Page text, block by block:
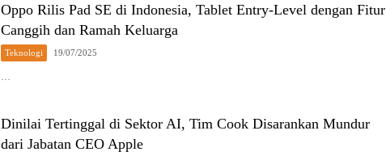
Oppo Rilis Pad SE di Indonesia, Tablet Entry-Level dengan Fitur
Canggih dan Ramah Keluarga
Teknologi 19/07/2025
…
Dinilai Tertinggal di Sektor AI, Tim Cook Disarankan Mundur
dari Jabatan CEO Apple